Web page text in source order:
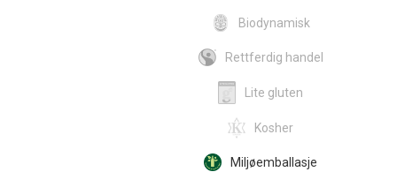
Biodynamisk
Rettferdig handel
Lite gluten
Kosher
Miljøemballasje